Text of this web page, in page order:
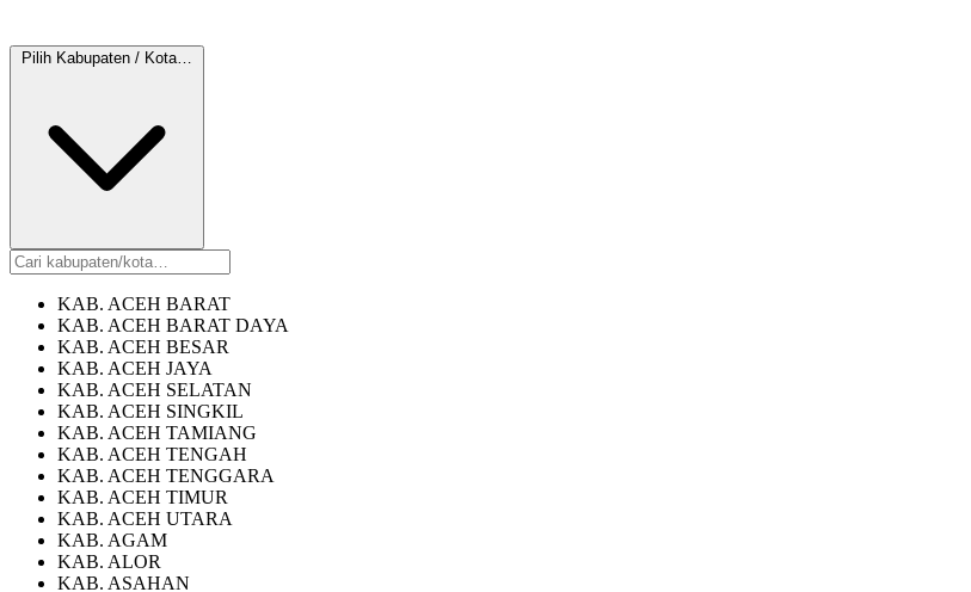
Pilih Kabupaten / Kota…
KAB. ACEH BARAT
KAB. ACEH BARAT DAYA
KAB. ACEH BESAR
KAB. ACEH JAYA
KAB. ACEH SELATAN
KAB. ACEH SINGKIL
KAB. ACEH TAMIANG
KAB. ACEH TENGAH
KAB. ACEH TENGGARA
KAB. ACEH TIMUR
KAB. ACEH UTARA
KAB. AGAM
KAB. ALOR
KAB. ASAHAN